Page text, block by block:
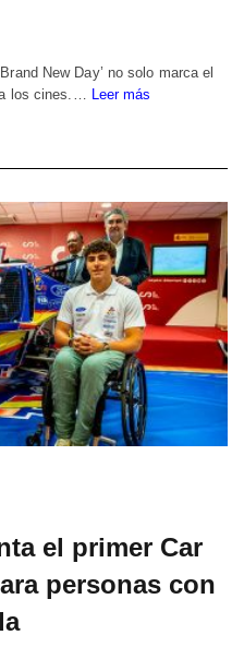
New Day’ no solo marca el
a los cines.… Leer más
el primer Car
personas con